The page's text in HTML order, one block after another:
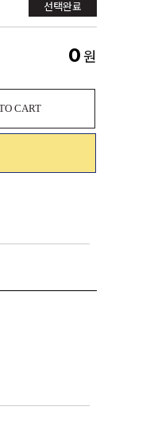
선택완료
0원
CART